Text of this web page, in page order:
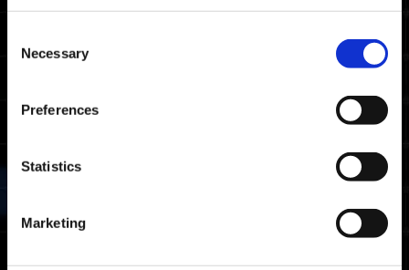
Selection
Necessary
Preferences
Statistics
Marketing